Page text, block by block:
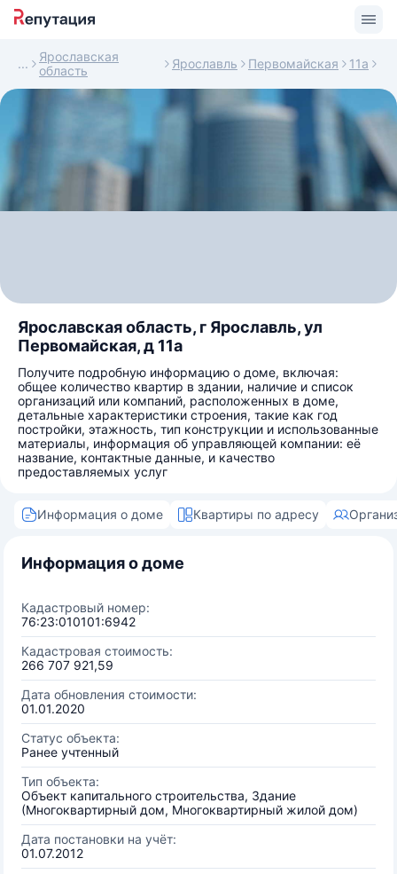
Ярославская
область
Ярославль Первомайская 11а
Ярославская область, г Ярославль, ул
Первомайская, д 11а
Получите подробную информацию о доме, включая:
общее количество квартир в здании, наличие и список
организаций или компаний, расположенных в доме,
детальные характеристики строения, такие как год
постройки, этажность, тип конструкции и использованные
материалы, информация об управляющей компании: её
название, контактные данные, и качество
предоставляемых услуг
Информация о доме Квартиры по адресу
Информация о доме
Кадастровый номер:
76:23:010101:6942
Кадастровая стоимость:
266 707 921,59
Дата обновления стоимости:
01.01.2020
Статус объекта:
Ранее учтенный
Тип объекта:
Объект капитального строительства, Здание
(Многоквартирный дом, Многоквартирный жилой дом)
Дата постановки на учёт:
01.07.2012